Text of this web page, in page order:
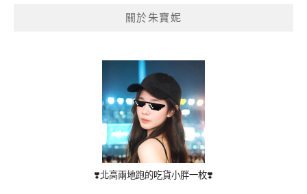
關於朱寶妮
❣️北高兩地跑的吃貨小胖一枚❣️